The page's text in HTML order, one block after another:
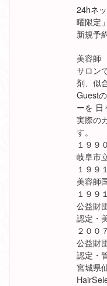
24hネ
曜限定
新規予
美容師
サロン
剤、似
Guest
ーを 日
実際の
す。
１９９
岐阜市
１９９
美容師
１９９
公益財
認定・
２００
公益財
認定・
宮城県